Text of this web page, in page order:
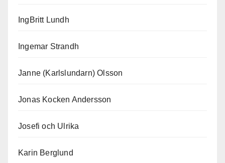
IngBritt Lundh
Ingemar Strandh
Janne (Karlslundarn) Olsson
Jonas Kocken Andersson
Josefi och Ulrika
Karin Berglund